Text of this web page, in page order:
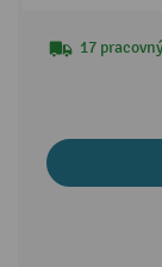
17